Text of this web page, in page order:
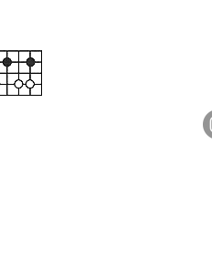
ました。by入門インストラク
ターめいこ